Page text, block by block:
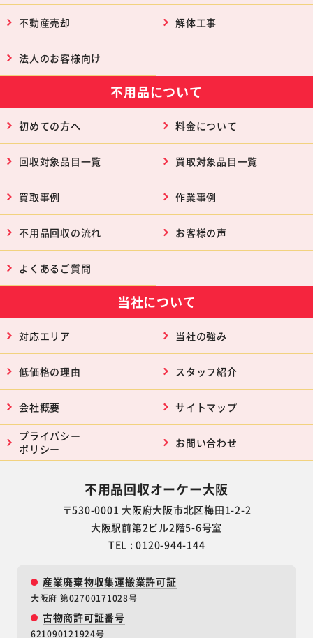
不動産売却 解体工事
法人のお客様向け
不用品について
初めての方へ 料金について
回収対象品目一覧 買取対象品目一覧
買取事例 作業事例
不用品回収の流れ お客様の声
よくあるご質問
当社について
対応エリア 当社の強み
低価格の理由 スタッフ紹介
会社概要 サイトマップ
プライバシー
ポリシー
お問い合わせ
不用品回収オーケー大阪
〒530-0001 大阪府大阪市北区梅田1-2-2
大阪駅前第2ビル2階5-6号室
TEL : 0120-944-144
産業廃棄物収集運搬業許可証
大阪府 第02700171028号
古物商許可証番号
621090121924号